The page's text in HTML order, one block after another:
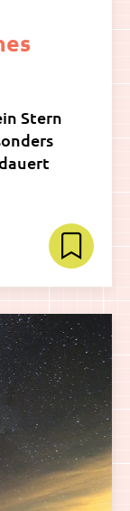
Stern